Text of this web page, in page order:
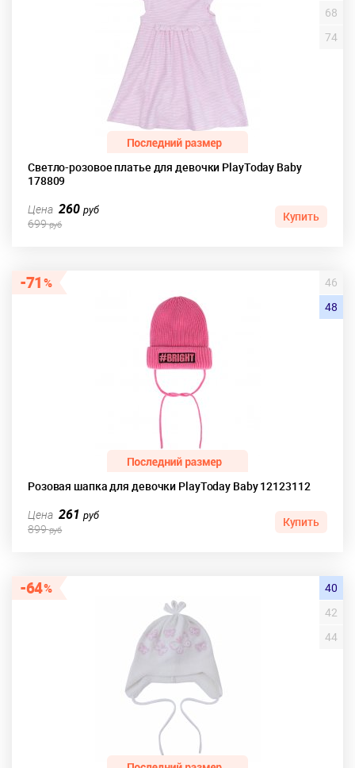
Светло-розовое платье для девочки PlayToday Baby
178809
68
74
Цена 260руб
699руб
Купить
71
Розовая шапка для девочки PlayToday Baby 12123112
46
48
Цена 261руб
899руб
Купить
64
40
42
44